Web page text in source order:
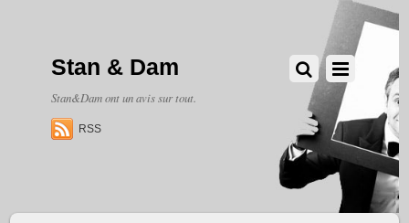
Stan & Dam
Stan&Dam ont un avis sur tout.
RSS